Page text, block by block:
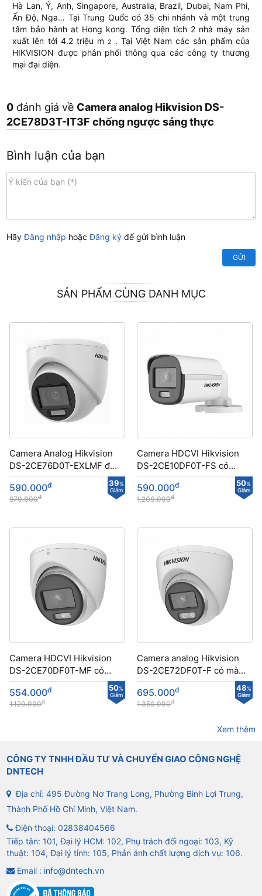
Hà Lan, Ý, Anh, Singapore, Australia, Brazil, Dubai, Nam Phi,
Ấn Độ, Nga… Tại Trung Quốc có 35 chi nhánh và một trung
tâm bảo hành at Hong kong. Tổng diện tích 2 nhà máy sản
xuất lên tới 4.2 triệu m 2
. Tại Việt Nam các sản phẩm của
HIKVISION được phân phối thông qua các công ty thương
mại đại diện.
0 đánh giá về Camera analog Hikvision DS-
2CE78D3T-IT3F chống ngược sáng thực
Bình luận của bạn
HãyĐăng nhập hoặcĐăng ký để gửi bình luận
GỬI
SẢN PHẨM CÙNG DANH MỤC
Camera Analog Hikvision
DS-2CE76D0T-EXLMF độ
phân giải 2MP
39%
Giảm
590.000đ
970.000đ
Camera HDCVI Hikvision
DS-2CE10DF0T-FS có
màu ban đêm
50%
Giảm
590.000đ
1.200.000đ
Camera HDCVI Hikvision
DS-2CE70DF0T-MF có
màu ban đêm
50%
Giảm
554.000đ
1.120.000đ
Camera analog Hikvision
DS-2CE72DF0T-F có màu
ban đêm
48%
Giảm
695.000đ
1.350.000đ
Xem thêm
CÔNG TY TNHH ĐẦU TƯ VÀ CHUYỂN GIAO CÔNG NGHỆ
DNTECH
Địa chỉ: 495 Đường Nơ Trang Long, Phường Bình Lợi Trung,
Thành Phố Hồ Chí Minh, Việt Nam.
Điện thoại: 02838404566
Tiếp tân: 101, Đại lý HCM: 102, Phụ trách đối ngoại: 103, Kỹ
thuật: 104, Đại lý tỉnh: 105, Phản ánh chất lượng dịch vụ: 106.
Email : info@dntech.vn